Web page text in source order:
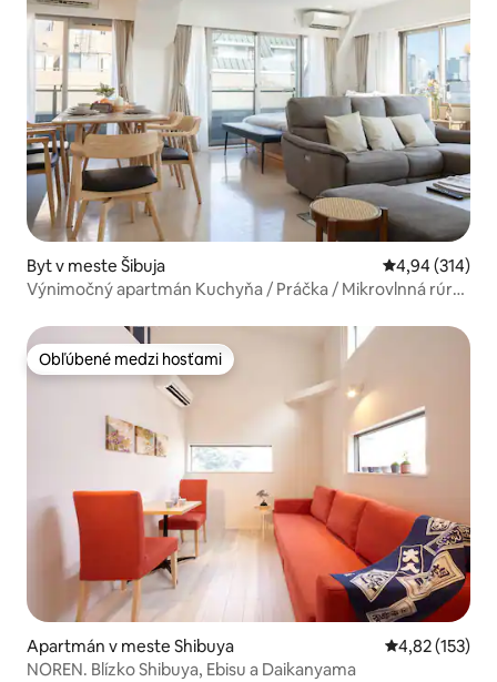
Byt v meste Šibuja Priemerné
4,94 (314)
Výnimočný apartmán Kuchyňa / Práčka / Mikrovlnná rúra
Hibiya Line Pešo, apartmán s dvoma lôžkami 303
Obľúbené medzi hosťami
Obľúbené medzi hosťami
Apartmán v meste Shibuya Priemerné
4,82 (153)
NOREN. Blízko Shibuya, Ebisu a Daikanyama